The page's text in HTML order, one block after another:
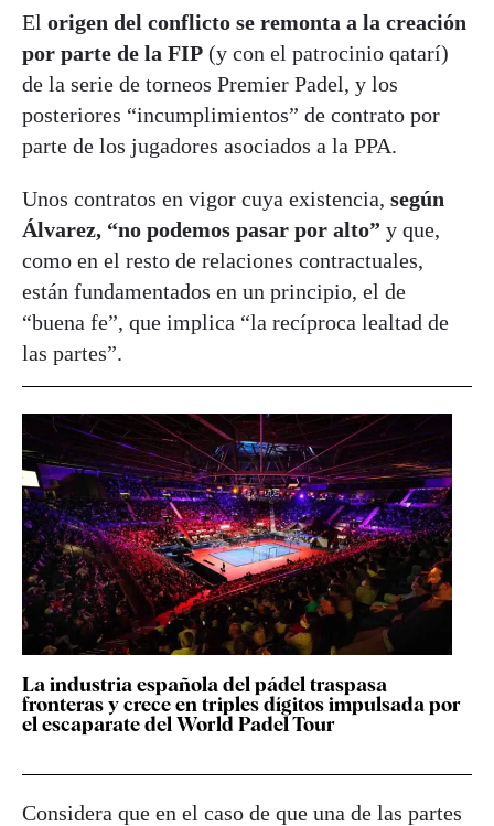
El origen del conflicto se remonta a la creación
por parte de la FIP (y con el patrocinio qatarí)
de la serie de torneos Premier Padel, y los
posteriores “incumplimientos” de contrato por
parte de los jugadores asociados a la PPA.
Unos contratos en vigor cuya existencia, según
Álvarez, “no podemos pasar por alto” y que,
como en el resto de relaciones contractuales,
están fundamentados en un principio, el de
“buena fe”, que implica “la recíproca lealtad de
las partes”.
La industria española del pádel traspasa
fronteras y crece en triples dígitos impulsada por
el escaparate del World Padel Tour
Considera que en el caso de que una de las partes